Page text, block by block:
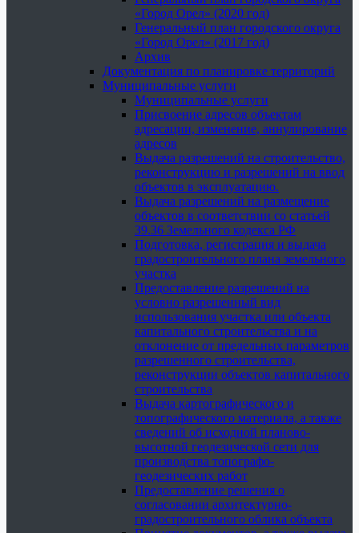
«Город Орел» (2020 год)
Генеральный план городского округа
«Город Орел» (2017 год)
Архив
Документация по планировке территорий
Муниципальные услуги
Муниципальные услуги
Присвоение адресов объектам
адресации, изменение, аннулирование
адресов
Выдача разрешений на строительство,
реконструкцию и разрешений на ввод
объектов в эксплуатацию.
Выдача разрешений на размещение
объектов в соответствии со статьей
39.36 Земельного кодекса РФ
Подготовка, регистрация и выдача
градостроительного плана земельного
участка
Предоставление разрешений на
условно разрешенный вид
использования участка или объекта
капитального строительства и на
отклонение от предельных параметров
разрешенного строительства,
реконструкции объектов капитального
строительства
Выдача картографического и
топографического материала, а также
сведений об исходной планово-
высотной геодезической сети для
производства топографо-
геодезических работ
Предоставление решения о
согласовании архитектурно-
градостроительного облика объекта